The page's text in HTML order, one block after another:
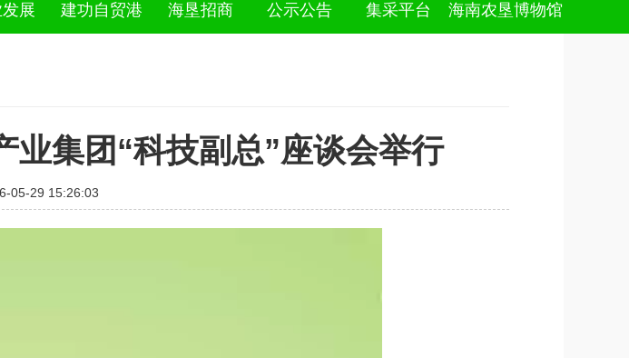
展 建功自贸港 海垦招商 公示公告 集采平台 海南农垦博物馆
业集团“科技副总”座谈会举行
05-29 15:26:03